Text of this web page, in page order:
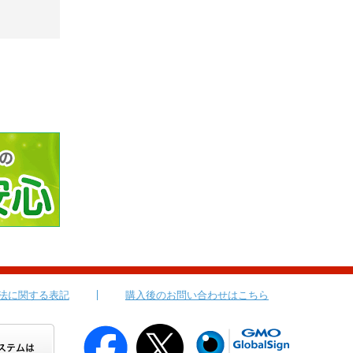
に関する表記 購入後のお問い合わせはこちら